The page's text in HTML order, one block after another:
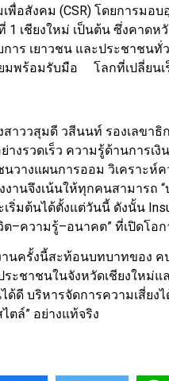
เพื่อสังคม (CSR) โดยการ
1 เชียงใหม่ เป็นต้น ซึ่งคาด
การ เยาวชน และประชาชน
ยมพร้อมรับมือ โลกที่เปลี่ยนเ
สาววสุมดี วสีนนท์ รองเลขา
างรวดเร็ว ความรู้ด้านการเ
นวางแผนการออม วิเคราะห์
านจึงเน้นให้ทุกคนสามารถ “
เริ่มต้นได้ตั้งแต่วันนี้ ดังนั้น
ต–ความรู้–อนาคต” ที่เปิดโอ
านครั้งนี้สะท้อนบทบาทของ
ระชาชนในจังหวัดเชียงใหม่แ
ได้ดี บริหารจัดการความเสี่ย
ตล์” อย่างแท้จริง